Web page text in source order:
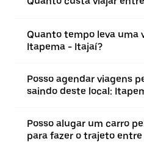
Quanto tempo leva uma
Itapema - Itajaí?
Posso agendar viagens
saindo deste local:
Posso alugar um carro
para fazer o trajeto